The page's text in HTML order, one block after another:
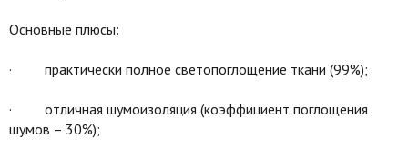
Основные плюсы:
· практически полное светопоглощение ткани (99%);
· отличная шумоизоляция (коэффициент поглощения
шумов – 30%);